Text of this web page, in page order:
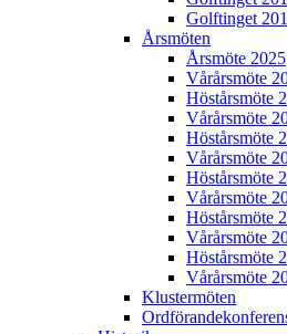
Golftinget
Årsmöten
Årsmöte 2025
Vårårsmöte
Höstårsmöte
Vårårsmöte
Höstårsmöte
Vårårsmöte
Höstårsmöte
Vårårsmöte
Höstårsmöte
Vårårsmöte
Höstårsmöte
Vårårsmöte
Klustermöten